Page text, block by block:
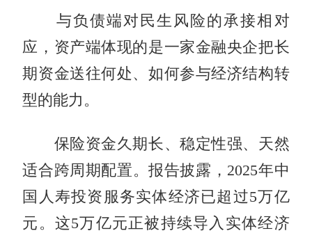
与负债端对民生风险的承接相对
应，资产端体现的是一家金融央企把长
期资金送往何处、如何参与经济结构转
型的能力。
保险资金久期长、稳定性强、天然
适合跨周期配置。报告披露，2025年中
国人寿投资服务实体经济已超过5万亿
元。这5万亿元正被持续导入实体经济